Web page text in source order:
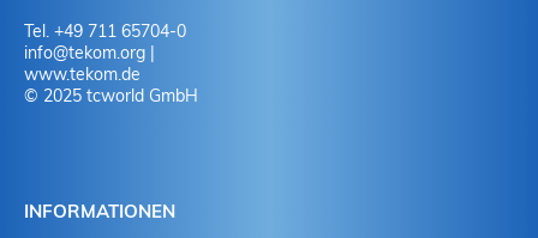
Tel. +49 711 65704-0
info@tekom.org |
www.tekom.de
© 2025 tcworld GmbH
INFORMATIONEN